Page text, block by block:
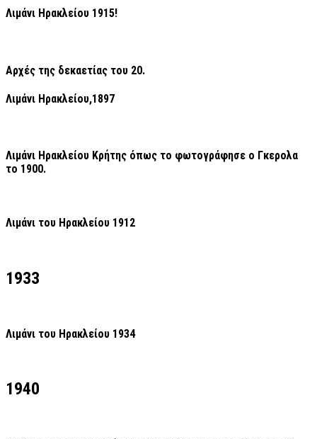
Λιμάνι Ηρακλείου 1915!
Αρχές της δεκαετίας του 20.
Λιμάνι Ηρακλείου,1897
Λιμάνι Ηρακλείου Κρήτης όπως το φωτογράφησε ο Γκερολα
το 1900.
Λιμάνι του Ηρακλείου 1912
1933
Λιμάνι του Ηρακλείου 1934
1940